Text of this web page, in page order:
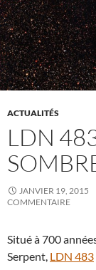
ACTUALITÉS
LDN
JANVIER 19, 2015
COMMENTAIRE
Situé à 700
Serpent, LDN 483